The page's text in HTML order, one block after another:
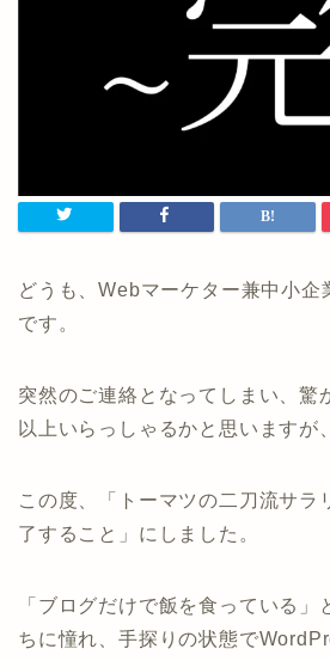
どうも、Webマーケター兼中小企
です。
突然のご連絡となってしまい、驚
以上いらっしゃるかと思いますが、
この度、「トーマツの二刀流サラ
了すること」にしました。
「ブログだけで飯を食っている」
ちに憧れ、手探りの状態で